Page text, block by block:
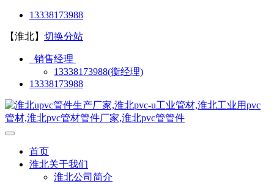
13338173988
【淮北】 切换分站
销售经理
13338173988(衡经理)
13338173988
首页
淮北关于我们
淮北公司简介